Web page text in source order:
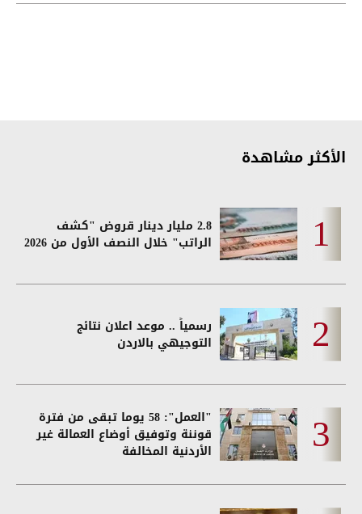
الأكثر مشاهدة
2.8 مليار دينار قروض "كشف
الراتب" خلال النصف الأول من 2026
رسمياً .. موعد اعلان نتائج
التوجيهي بالاردن
"العمل": 58 يوما تبقى من فترة
قوننة وتوفيق أوضاع العمالة غير
الأردنية المخالفة